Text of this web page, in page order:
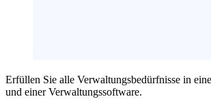
Erfüllen Sie alle Verwaltungsbedürfnisse in
und einer Verwaltungssoftware.